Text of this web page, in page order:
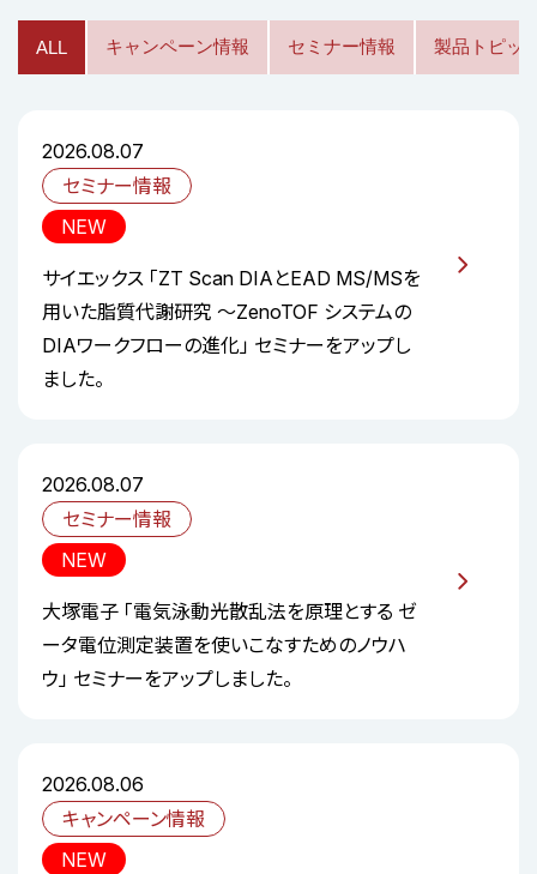
ALL キャンペーン情報 セミナー情報 製品トピッ
2026.08.07
セミナー情報
NEW
サイエックス 「ZT Scan DIAとEAD MS/MSを
用いた脂質代謝研究 ～ZenoTOF システムの
DIAワークフローの進化」 セミナーをアップし
ました。
2026.08.07
セミナー情報
NEW
大塚電子 「電気泳動光散乱法を原理とする ゼ
ータ電位測定装置を使いこなすためのノウハ
ウ」 セミナーをアップしました。
2026.08.06
キャンペーン情報
NEW